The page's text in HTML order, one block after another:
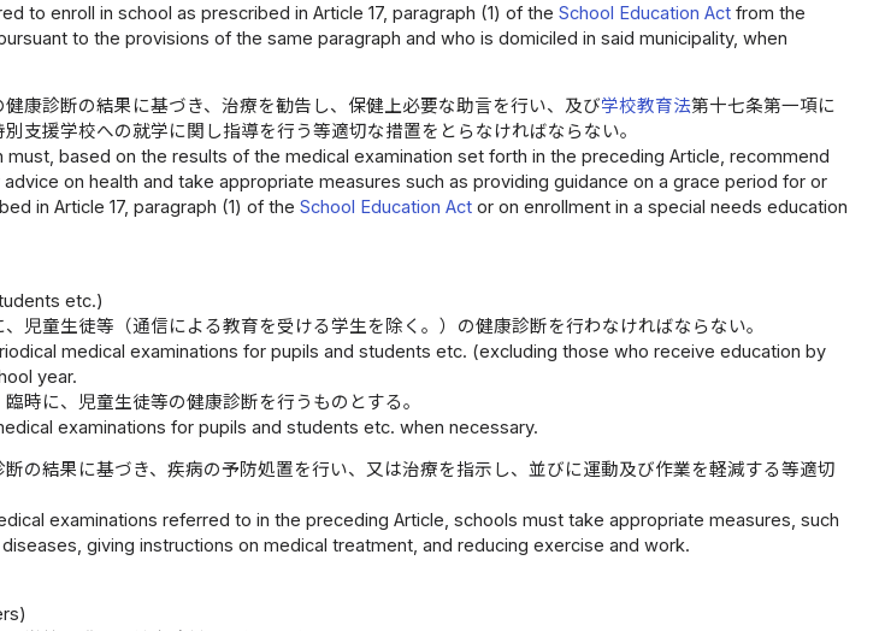
to enroll in school as prescribed in Article 17, paragraph (1) of the School Education Actfrom the
to the provisions of the same paragraph and who is domiciled in said municipality, when
康診断の結果に基づき、治療を勧告し、保健上必要な助言を行い、及び学校教育法第十七条第一項に
支援学校への就学に関し指導を行う等適切な措置をとらなければならない。
must, based on the results of the medical examination set forth in the preceding Article, recommend
on health and take appropriate measures such as providing guidance on a grace period for or
in Article 17, paragraph (1) of the School Education Actor on enrollment in a special needs education
etc.)
児童生徒等（通信による教育を受ける学生を除く。）の健康診断を行わなければならない。
medical examinations for pupils and students etc. (excluding those who receive education by
year.
時に、児童生徒等の健康診断を行うものとする。
examinations for pupils and students etc. when necessary.
の結果に基づき、疾病の予防処置を行い、又は治療を指示し、並びに運動及び作業を軽減する等適切
examinations referred to in the preceding Article, schools must take appropriate measures, such
giving instructions on medical treatment, and reducing exercise and work.